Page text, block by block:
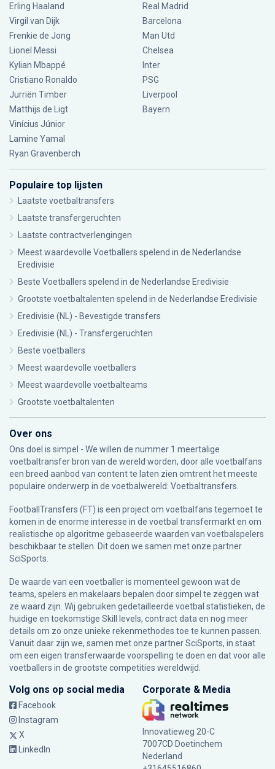
Erling Haaland
Virgil van Dijk
Frenkie de Jong
Lionel Messi
Kylian Mbappé
Cristiano Ronaldo
Jurriën Timber
Matthijs de Ligt
Vinícius Júnior
Lamine Yamal
Ryan Gravenberch
Real Madrid
Barcelona
Man Utd
Chelsea
Inter
PSG
Liverpool
Bayern
Populaire top lijsten
Laatste voetbaltransfers
Laatste transfergeruchten
Laatste contractverlengingen
Meest waardevolle Voetballers spelend in de Nederlandse
Eredivisie
Beste Voetballers spelend in de Nederlandse Eredivisie
Grootste voetbaltalenten spelend in de Nederlandse Eredivisie
Eredivisie (NL) - Bevestigde transfers
Eredivisie (NL) - Transfergeruchten
Beste voetballers
Meest waardevolle voetballers
Meest waardevolle voetbalteams
Grootste voetbaltalenten
Over ons
Ons doel is simpel - We willen de nummer 1 meertalige
voetbaltransfer bron van de wereld worden, door alle voetbalfans
een breed aanbod van content te laten zien omtrent het meeste
populaire onderwerp in de voetbalwereld: Voetbaltransfers.
FootballTransfers (FT) is een project om voetbalfans tegemoet te
komen in de enorme interesse in de voetbal transfermarkt en om
realistische op algoritme gebaseerde waarden van voetbalspelers
beschikbaar te stellen. Dit doen we samen met onze partner
SciSports
De waarde van een voetballer is momenteel gewoon wat de
teams, spelers en makelaars bepalen door simpel te zeggen wat
ze waard zijn. Wij gebruiken gedetailleerde voetbal statistieken, de
huidige en toekomstige Skill levels, contract data en nog meer
details om zo onze unieke rekenmethodes toe te kunnen passen.
Vanuit daar zijn we, samen met onze partner SciSports, in staat
om een eigen transferwaarde voorspelling te doen en dat voor alle
voetballers in de grootste competities wereldwijd.
Volg ons op social media
Facebook
Instagram
X
LinkedIn
Corporate & Media
Innovatieweg 20-C
7007CD Doetinchem
Nederland